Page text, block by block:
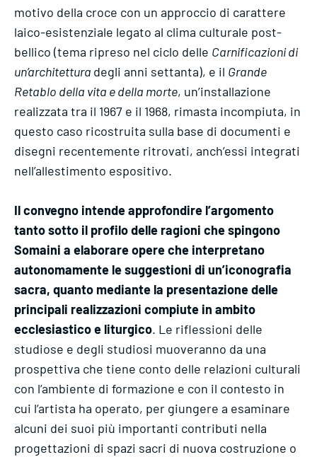
motivo della croce con un approccio di carattere
laico-esistenziale legato al clima culturale post-
bellico (tema ripreso nel ciclo delle Carnificazioni di
un’architettura degli anni settanta), e il Grande
Retablo della vita e della morte, un’installazione
realizzata tra il 1967 e il 1968, rimasta incompiuta, in
questo caso ricostruita sulla base di documenti e
disegni recentemente ritrovati, anch’essi integrati
nell’allestimento espositivo.
Il convegno intende approfondire l’argomento
tanto sotto il profilo delle ragioni che spingono
Somaini a elaborare opere che interpretano
autonomamente le suggestioni di un’iconografia
sacra, quanto mediante la presentazione delle
principali realizzazioni compiute in ambito
ecclesiastico e liturgico. Le riflessioni delle
studiose e degli studiosi muoveranno da una
prospettiva che tiene conto delle relazioni culturali
con l’ambiente di formazione e con il contesto in
cui l’artista ha operato, per giungere a esaminare
alcuni dei suoi più importanti contributi nella
progettazioni di spazi sacri di nuova costruzione o